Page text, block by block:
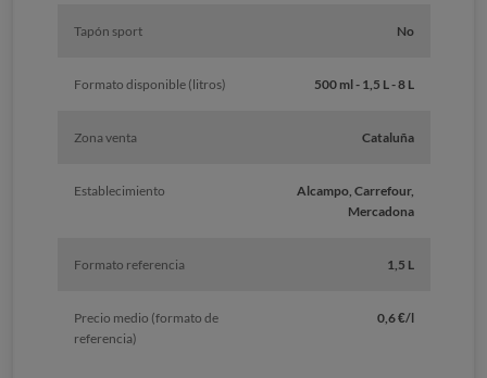
Tapón sport No
Formato disponible (litros) 500 ml - 1,5 L - 8 L
Zona venta Cataluña
Establecimiento
Alcampo, Carrefour,
Mercadona
Formato referencia 1,5 L
Precio medio (formato de
referencia)
0,6 €/l